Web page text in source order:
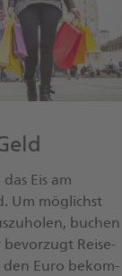
Eis am
Um mög­lichst
bu­chen
be­vor­zugt Rei­se­
den Eu­ro be­kom­